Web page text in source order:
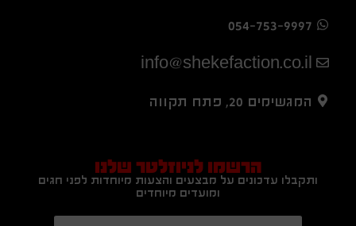
054-753-9997
info@shekefaction.co.il
המגשימים 20, פתח תקווה
הרשמו לניוזלטר שלנו
ותקבלו עדכונים על מבצעים והצעות מיוחדות לפני חגים
ומועדים מיוחדים